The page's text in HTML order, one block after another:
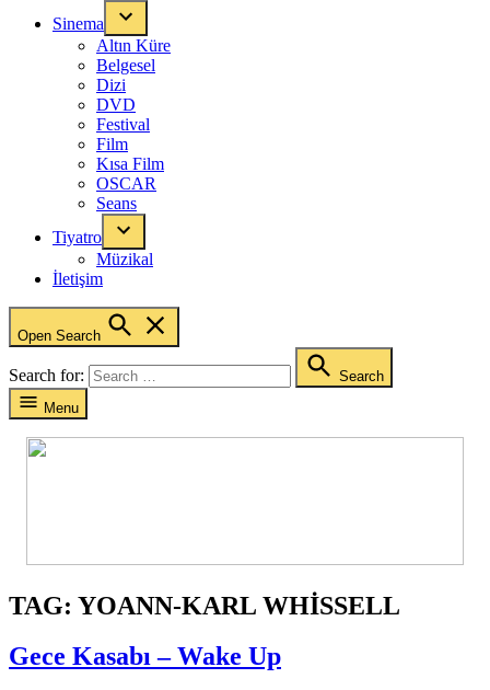
Sinema
Altın Küre
Belgesel
Dizi
DVD
Festival
Film
Kısa Film
OSCAR
Seans
Tiyatro
Müzikal
İletişim
Open Search
Search for:
Search
Menu
TAG: YOANN-KARL WHISSELL
Gece Kasabı – Wake Up